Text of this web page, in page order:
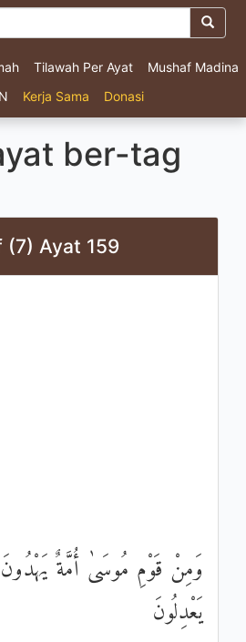
Tilawah Per Ayat
Mushaf Madina
Kerja Sama Donasi
ber-tag
(7) Ayat 159
وَمِنْ قَوْمِ مُوسَىٰ أُمَّةٌ
يَعْدِلُونَ